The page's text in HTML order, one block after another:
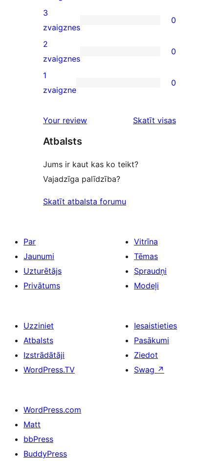
reviews
4-
star
reviews
0
3-
star
reviews
3
zvaigznes
0
0
2-
star
2
zvaigznes
0
0
star
1
zvaigzne
0
Your review Skatīt visasatsauksmes
Atbalsts
Jums ir kaut kas ko teikt?
Vajadzīga palīdzība?
Skatīt atbalsta forumu
Par
Jaunumi
Uzturētājs
Privātums
Vitrīna
Tēmas
Spraudņi
Modeļi
Uzziniet
Atbalsts
Izstrādātāji
WordPress.TV
Iesaistieties
Pasākumi
Ziedot
Swag ↗
WordPress.com
Matt
bbPress
BuddyPress